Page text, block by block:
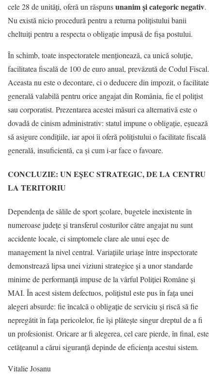
cele 28 de unități, oferă un răspunsunanim și categoric negativ.
Nu există nicio procedură pentru a returna polițistului banii
cheltuiți pentru a respecta o obligație impusă de fișa postului.
În schimb, toate inspectoratele menționează, ca unică soluție,
facilitatea fiscală de 100 de euro anual, prevăzută de Codul Fiscal.
Aceasta nu este o decontare, ci o deducere din impozit, o facilitate
generală valabilă pentru orice angajat din România, fie el polițist
sau corporatist. Prezentarea acestei măsuri ca alternativă este o
dovadă de cinism administrativ: statul impune o obligație, eșuează
să asigure condițiile, iar apoi îi oferă polițistului o facilitate fiscală
generală, insuficientă, ca și cum i-ar face o favoare.
CONCLUZIE: UN EȘEC STRATEGIC, DE LA CENTRU
LA TERITORIU
Dependența de sălile de sport școlare, bugetele inexistente în
numeroase județe și transferul costurilor către angajat nu sunt
accidente locale, ci simptomele clare ale unui eșec de
management la nivel central. Variațiile uriașe între inspectorate
demonstrează lipsa unei viziuni strategice și a unor standarde
minime de performanță impuse de la vârful Poliției Române și
MAI. În acest sistem defectuos, polițistul este pus în fața unei
alegeri absurde: fie încalcă o obligație de serviciu și riscă să fie
nepregătit în fața pericolelor, fie își plătește singur dreptul de a fi
un profesionist. Oricare ar fi alegerea, cel care pierde, în final, este
cetățeanul a cărui siguranță depinde de eficiența acestui sistem.
Vitalie Josanu